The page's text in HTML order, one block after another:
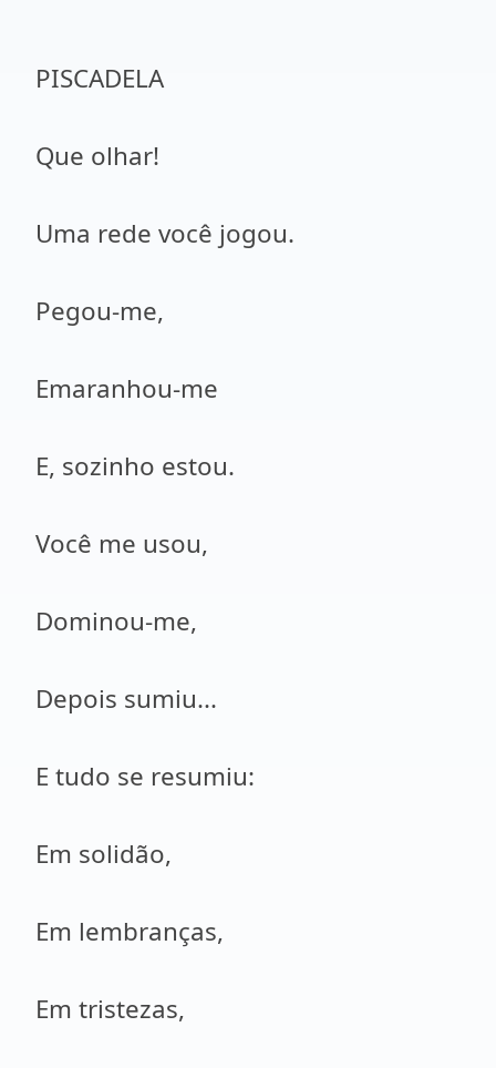
PISCADELA
Que olhar!
Uma rede você jogou.
Pegou-me,
Emaranhou-me
E, sozinho estou.
Você me usou,
Dominou-me,
Depois sumiu...
E tudo se resumiu:
Em solidão,
Em lembranças,
Em tristezas,